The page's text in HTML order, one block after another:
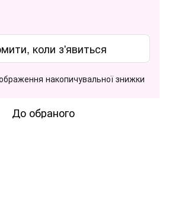
коли з'явиться
накопичувальної знижки
До обраного